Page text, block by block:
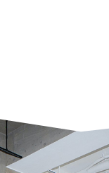
放課後等デイサービスみちな